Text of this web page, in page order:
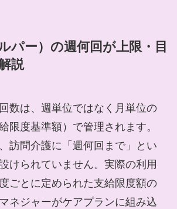
パー）の週何回が上限・目
説
数は、週単位ではなく月単位の
限度基準額）で管理されます。
訪問介護に「週何回まで」とい
けられていません。実際の利用
ごとに定められた支給限度額の
ネジャーがケアプランに組み込